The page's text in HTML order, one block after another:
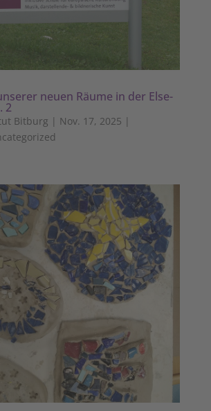
neuen Räume in der Else-
2
Bitburg | Nov. 17, 2025 |